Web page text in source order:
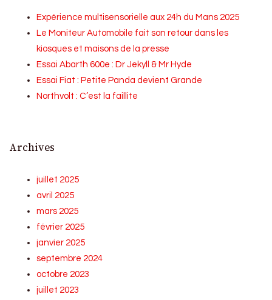
Expérience multisensorielle aux 24h du Mans 2025
Le Moniteur Automobile fait son retour dans les
kiosques et maisons de la presse
Essai Abarth 600e : Dr Jekyll & Mr Hyde
Essai Fiat : Petite Panda devient Grande
Northvolt : C’est la faillite
Archives
juillet 2025
avril 2025
mars 2025
février 2025
janvier 2025
septembre 2024
octobre 2023
juillet 2023